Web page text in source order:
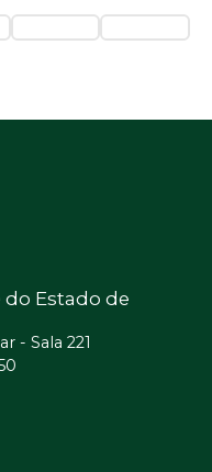
Estado de
- Sala 221